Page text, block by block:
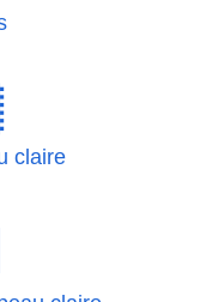
claire